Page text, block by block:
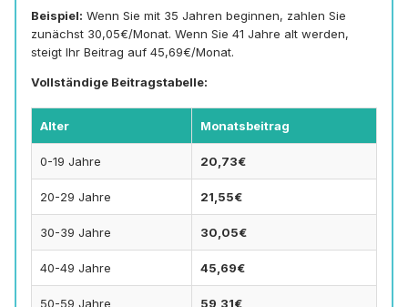
Beispiel: Wenn Sie mit 35 Jahren beginnen, zahlen Sie
zunächst 30,05€/Monat. Wenn Sie 41 Jahre alt werden,
steigt Ihr Beitrag auf 45,69€/Monat.
Vollständige Beitragstabelle:
Alter Monatsbeitrag
0-19 Jahre 20,73€
20-29 Jahre 21,55€
30-39 Jahre 30,05€
40-49 Jahre 45,69€
50-59 Jahre 59,31€